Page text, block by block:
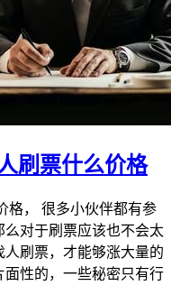
刷票什么价格
格， 很多小伙伴都有参
对于刷票应该也不会太
刷票，才能够涨大量的
性的，一些秘密只有行